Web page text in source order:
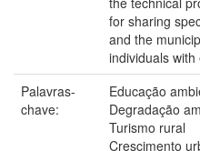
for sharing
and the
individuals
Palavras-
chave:
Educação
Degradação
Turismo rural
Crescimento